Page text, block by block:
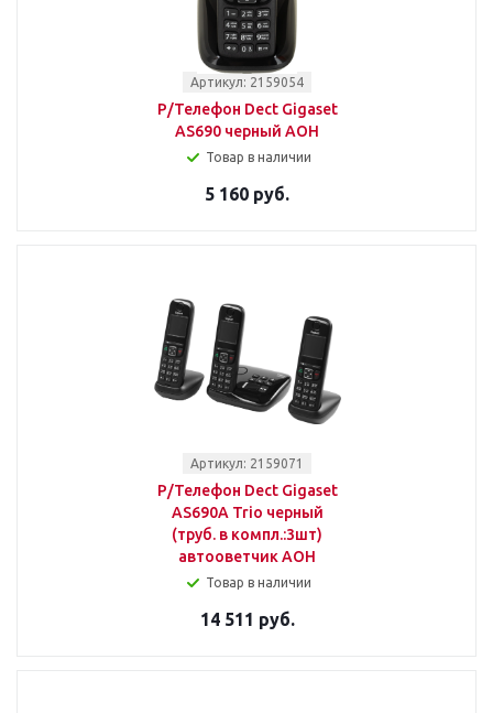
Артикул: 2159054
Р/Телефон Dect Gigaset
AS690 черный АОН
Товар в наличии
5 160 руб.
Артикул: 2159071
Р/Телефон Dect Gigaset
AS690A Trio черный
(труб. в компл.:3шт)
автооветчик АОН
Товар в наличии
14 511 руб.